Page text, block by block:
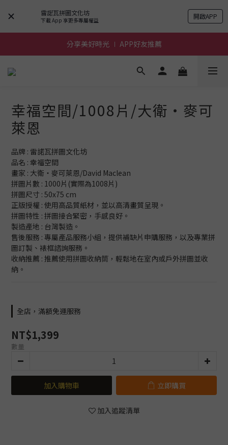
雷諾瓦拼圖文化坊
下載 App 享更多專屬權益 開啟APP
前進~怪獸一族系列活動!
前進~怪獸一族系列活動!
分享美好時光 ∣ APP好友推薦
前進~怪獸一族系列活動!
幸福空間/1008片/大衛‧麥可
萊恩
品牌 : 雷諾瓦拼圖文化坊
品名 : 幸福空間
畫家 : 大衛‧麥可萊恩/David Maclean
拼圖片數 : 1000片(實際為1008片)
拼圖尺寸 : 50x75 cm
正版授權 : 使用高品質紙材，並以高清畫質呈現。
拼圖特性 : 拼圖接合緊密，手感良好。
製造產地 : 台灣製造。
售後服務 : 專屬產品服務小組，提供補缺片申購服務，以及專業拼
圖訂製、裱框諮詢服務。
收納推薦 : 推薦使用拼圖收納筒，輕鬆地在室內或戶外拼圖並收
納。
全店，滿額免運服務
NT$1,399
數量
加入購物車 立即購買
加入追蹤清單